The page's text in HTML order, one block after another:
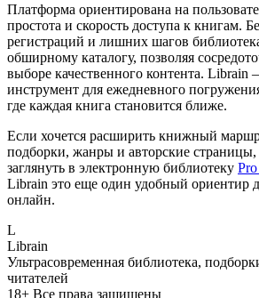
Платформа ориентирована на
простота и скорость доступа к книгам.
регистраций и лишних шагов
обширному каталогу, позволяя
выборе качественного контента.
инструмент для ежедневного
где каждая книга становится ближе.
Если хочется расширить книжный
подборки, жанры и авторские
заглянуть в электронную библиотеку
Librain это еще один удобный ориентир
онлайн.
L
Librain
Ультрасовременная библиотека,
читателей
18+ Все права защищены